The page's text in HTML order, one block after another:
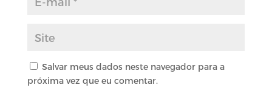
Salvar meus dados neste navegador para a
próxima vez que eu comentar.